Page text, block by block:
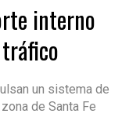
interno
un sistema de
de Santa Fe